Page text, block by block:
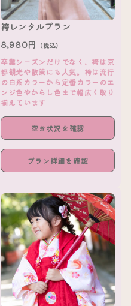
袴レンタルプラン
8,980円 （税込）
卒業シーズンだけでなく、袴は京
都観光や散策にも人気。袴は流行
の白系カラーから定番カラーのエ
ンジ色やからし色まで幅広く取り
揃えています
空き状況を確認
プラン詳細を確認